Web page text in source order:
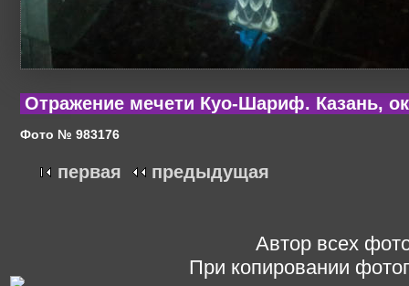
Отражение мечети Куо-Шариф. Казань,
Фото № 983176
первая предыдущая
Автор всех
При копировании